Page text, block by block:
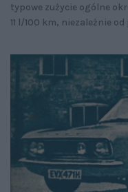
typowe zużycie ogólne
11 l/100 km, niezależnie